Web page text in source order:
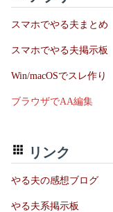
スマホでやる夫まとめ
スマホでやる夫掲示板
Win/macOSでスレ作り
ブラウザでAA編集
リンク
やる夫の感想ブログ
やる夫系掲示板